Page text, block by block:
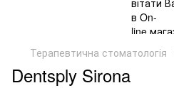
Терапевтична стоматологія
Dentsply Sirona